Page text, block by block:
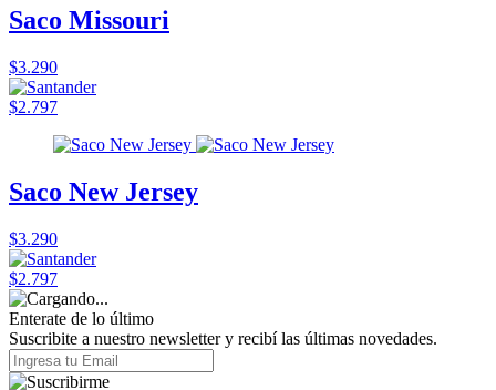
Saco Missouri
$3.290
$2.797
Saco New Jersey
$3.290
$2.797
Enterate de lo último
Suscribite a nuestro newsletter y recibí las últimas novedades.